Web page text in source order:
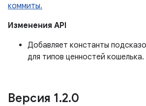
коммиты.
Изменения API
Добавляет константы
для типов ценностей кошелька.
Версия 1.2.0